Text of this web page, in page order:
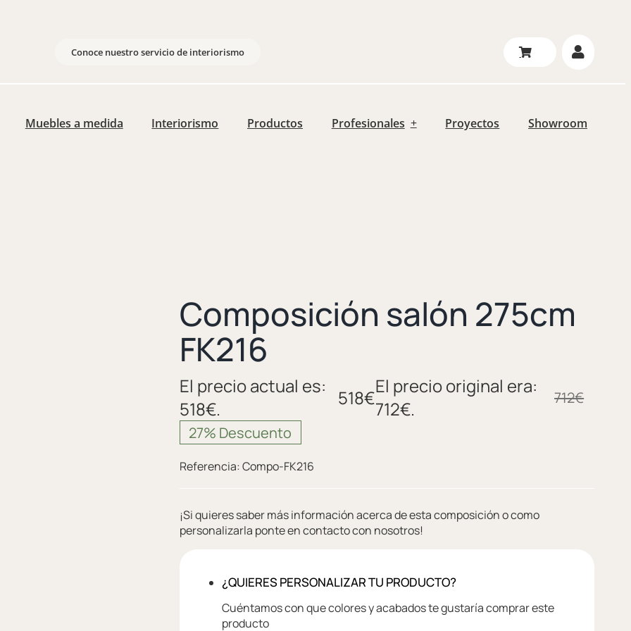
Conoce nuestro servicio de interiorismo
Muebles a medida Interiorismo Productos Profesionales Proyectos Showroom
Composición salón 275cm
FK216
712€
El precio original era:
712€.
518€
El precio actual es:
518€.
27% Descuento
Referencia:Compo-FK216
¡Si quieres saber más información acerca de esta composición o como
personalizarla ponte en contacto con nosotros!
¿QUIERES PERSONALIZAR TU PRODUCTO?
Cuéntamos con que colores y acabados te gustaría comprar este
producto